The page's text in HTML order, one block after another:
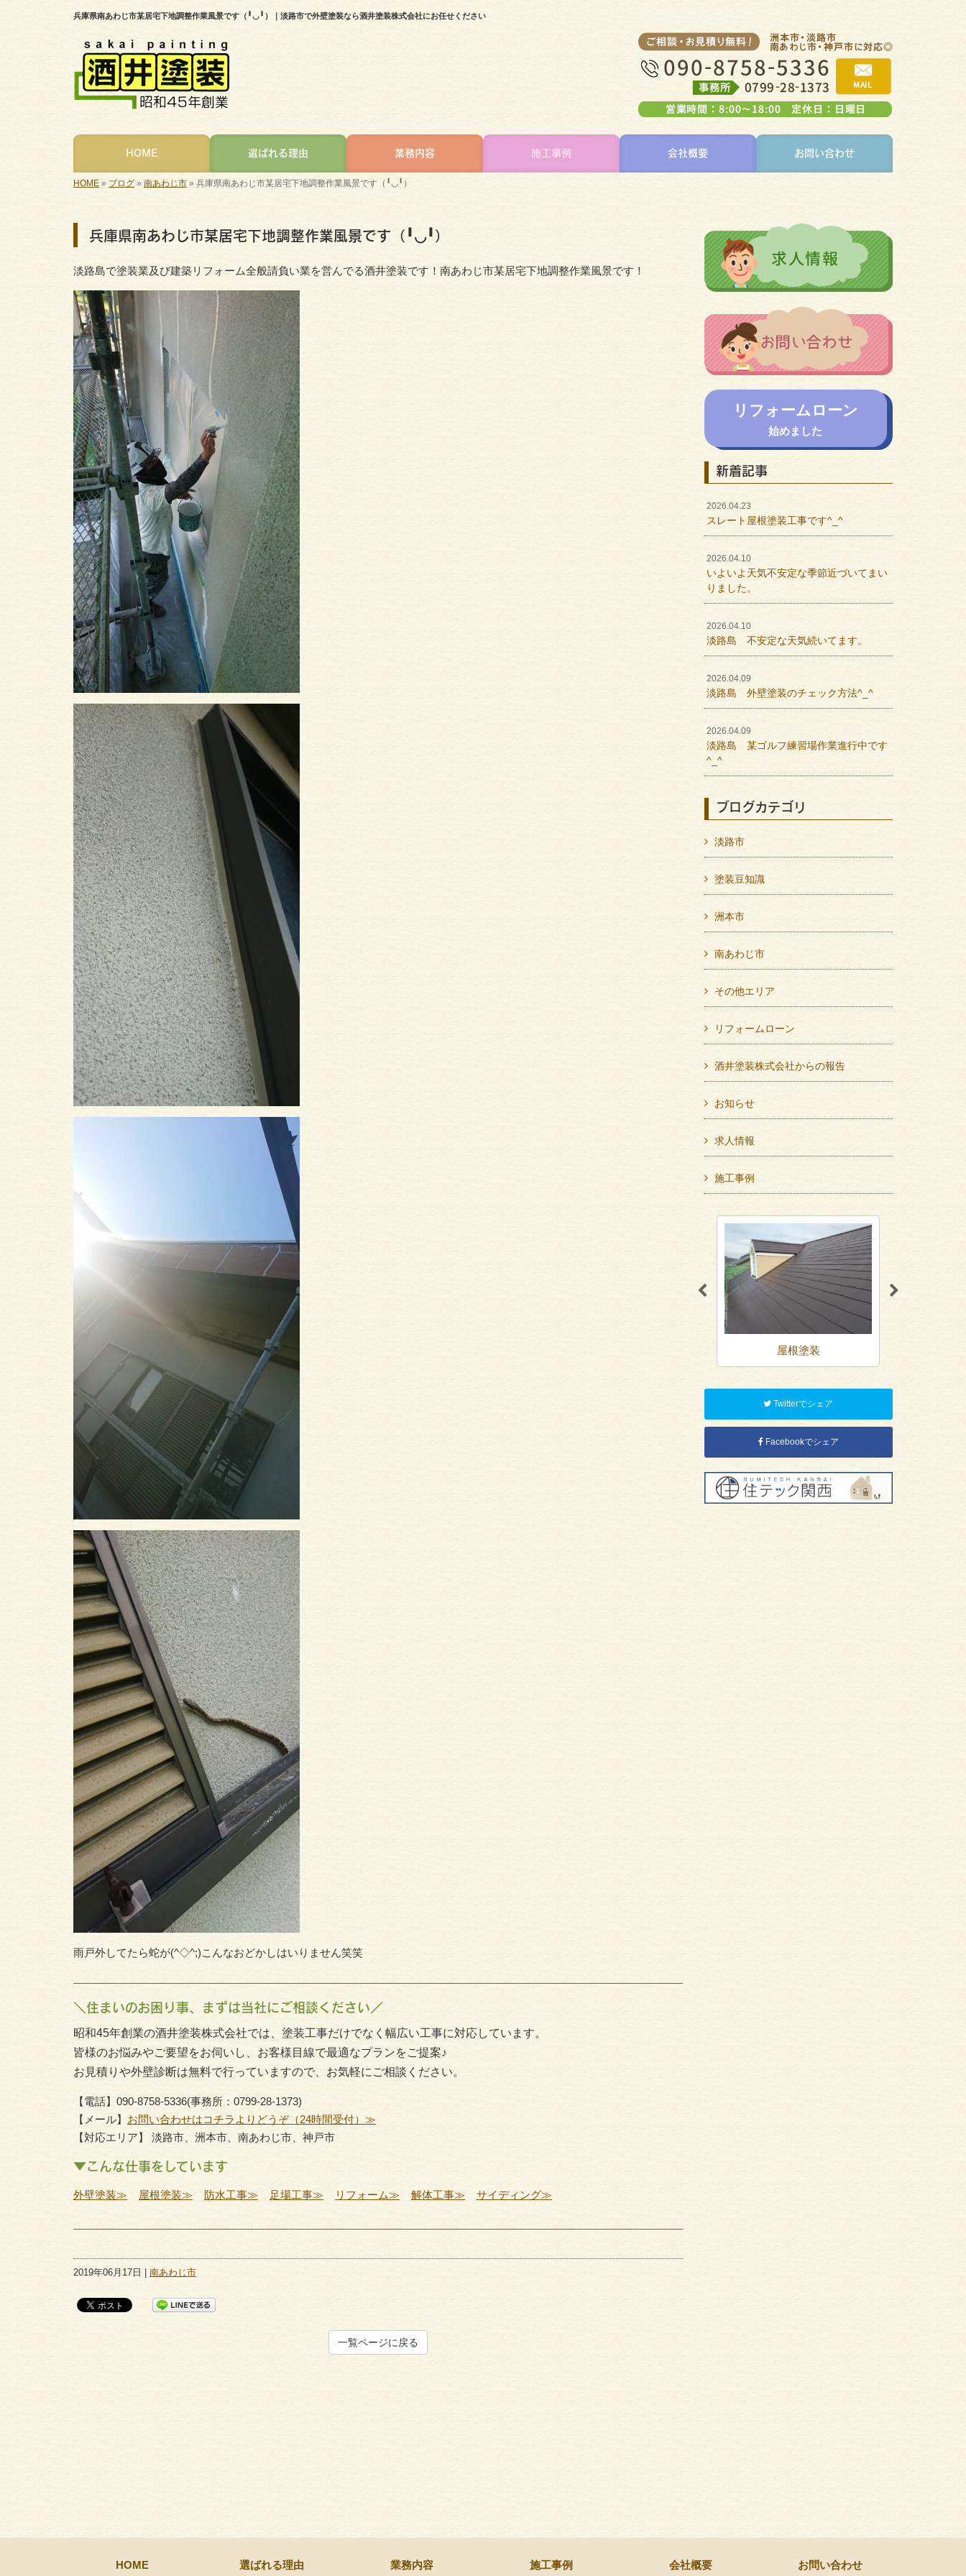
兵庫県南あわじ市某居宅下地調整作業風景です（╹◡╹）｜淡路市で外壁塗装なら酒井塗装株式会社にお任せください
HOME 選ばれる理由 業務内容 施工事例 会社概要 お問い合わせ
HOME » ブログ » 南あわじ市 » 兵庫県南あわじ市某居宅下地調整作業風景です（╹◡╹）
兵庫県南あわじ市某居宅下地調整作業風景です（╹◡╹）
淡路島で塗装業及び建築リフォーム全般請負い業を営んでる酒井塗装です！南あわじ市某居宅下地調整作業風景です！
雨戸外してたら蛇が(^◇^;)こんなおどかしはいりません笑笑
＼住まいのお困り事、まずは当社にご相談ください／
昭和45年創業の酒井塗装株式会社では、塗装工事だけでなく幅広い工事に対応しています。
皆様のお悩みやご要望をお伺いし、お客様目線で最適なプランをご提案♪
お見積りや外壁診断は無料で行っていますので、お気軽にご相談ください。
【電話】090-8758-5336(事務所：0799-28-1373)
【メール】 お問い合わせはコチラよりどうぞ（24時間受付）≫
【対応エリア】 淡路市、洲本市、南あわじ市、神戸市
▼こんな仕事をしています
外壁塗装≫ 屋根塗装≫ 防水工事≫ 足場工事≫ リフォーム≫ 解体工事≫ サイディング≫
2019年06月17日 | 南あわじ市
一覧ページに戻る
リフォームローン
始めました
新着記事
2026.04.23
スレート屋根塗装工事です^_^
2026.04.10
いよいよ天気不安定な季節近づいてまい
りました。
2026.04.10
淡路島 不安定な天気続いてます。
2026.04.09
淡路島 外壁塗装のチェック方法^_^
2026.04.09
淡路島 某ゴルフ練習場作業進行中です
^_^
ブログカテゴリ
淡路市
塗装豆知識
洲本市
南あわじ市
その他エリア
リフォームローン
酒井塗装株式会社からの報告
お知らせ
求人情報
施工事例
サイディング 外壁塗装 屋根塗装
Twitterでシェア
Facebookでシェア
HOME 選ばれる理由 業務内容 施工事例 会社概要 お問い合わせ